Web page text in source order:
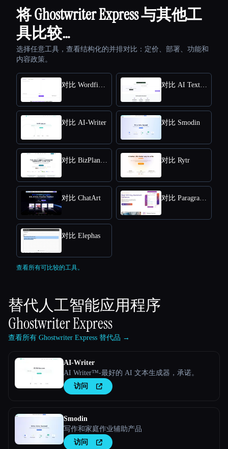
将 Ghostwriter Express 与其他工
具比较…
选择任意工具，查看结构化的并排对比：定价、部署、功能和
内容政策。
对比 Wordfixerbot 对比 AI Text Summarizer
对比 AI-Writer 对比 Smodin
对比 BizPlanner AI 对比 Rytr
对比 ChatArt 对比 Paragraph AI
对比 Elephas
查看所有可比较的工具。
替代人工智能应用程序
Ghostwriter Express
查看所有 Ghostwriter Express 替代品 →
AI-Writer
AI Writer™-最好的 AI 文本生成器，承诺。
访问
Smodin
写作和家庭作业辅助产品
访问